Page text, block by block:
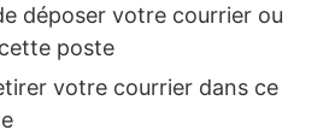
déposer votre courrier ou
poste
votre courrier dans ce